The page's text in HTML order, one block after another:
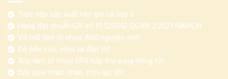
Trực tiếp sản xuất nên giá cả hợp lí
Hàng đạt chuẩn CR số 51523042 QCVN 2:2021/BKHCN
Vỏ mũ làm từ nhựa ABS nguyên sinh
Độ bền cao, chịu va đập tốt
Xốp làm từ nhựa EPS hấp thụ xung động tốt
Dây quai chắc chắn, chịu lực tốt